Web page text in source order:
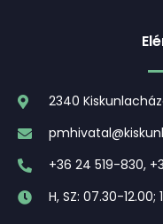
2340
+36 24 519-830,
H, SZ: 07.30-12.00;